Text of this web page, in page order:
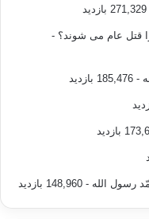
قتل عام می شوند؟ -
- 185,476 بازدید
رسول الله - 148,960 بازدید